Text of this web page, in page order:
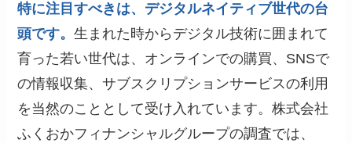
特に注目すべきは、デジタルネイティブ世代の台
頭です。生まれた時からデジタル技術に囲まれて
育った若い世代は、オンラインでの購買、SNSで
の情報収集、サブスクリプションサービスの利用
を当然のこととして受け入れています。株式会社
ふくおかフィナンシャルグループの調査では、